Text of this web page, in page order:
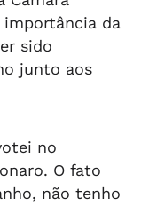
da
sido
junto aos
no
O fato
não tenho